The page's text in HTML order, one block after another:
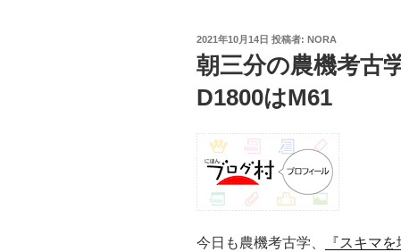
投
稿
日:
2021年10月14日 投稿者: NORA
朝三分の農機考古
D1800はM61
今日も農機考古学、
『スキマ